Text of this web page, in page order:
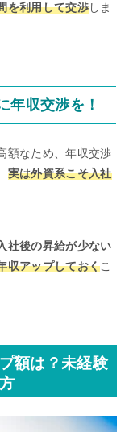
を利用して交渉しま
年収交渉を！
額なため、年収交渉
実は外資系こそ入社
社後の昇給が少ない
収アップしておくこ
額は？未経験